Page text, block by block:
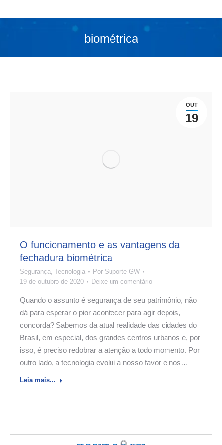
biométrica
OUT
19
O funcionamento e as vantagens da
fechadura biométrica
Segurança, Tecnologia Por Suporte GW
19 de outubro de 2020
Deixe um comentário
Quando o assunto é segurança de seu patrimônio, não
dá para esperar o pior acontecer para agir depois,
concorda? Sabemos da atual realidade das cidades do
Brasil, em especial, dos grandes centros urbanos e, por
isso, é preciso redobrar a atenção a todo momento. Por
outro lado, a tecnologia evolui a nosso favor e nos…
Leia mais...